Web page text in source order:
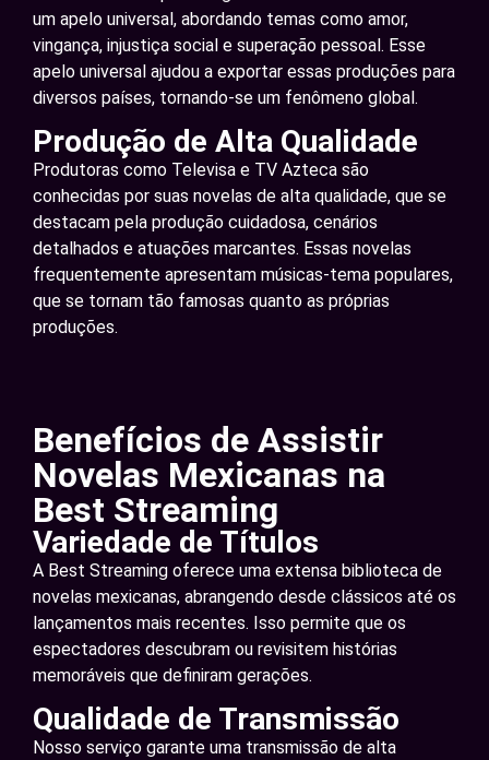
um apelo universal, abordando temas como amor,
vingança, injustiça social e superação pessoal. Esse
apelo universal ajudou a exportar essas produções para
diversos países, tornando-se um fenômeno global.
Produção de Alta Qualidade
Produtoras como Televisa e TV Azteca são
conhecidas por suas novelas de alta qualidade, que se
destacam pela produção cuidadosa, cenários
detalhados e atuações marcantes. Essas novelas
frequentemente apresentam músicas-tema populares,
que se tornam tão famosas quanto as próprias
produções.
Benefícios de Assistir
Novelas Mexicanas na
Best Streaming
Variedade de Títulos
A Best Streaming oferece uma extensa biblioteca de
novelas mexicanas, abrangendo desde clássicos até os
lançamentos mais recentes. Isso permite que os
espectadores descubram ou revisitem histórias
memoráveis que definiram gerações.
Qualidade de Transmissão
Nosso serviço garante uma transmissão de alta